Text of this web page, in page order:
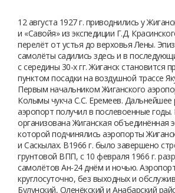
12 августа 1927 г. приводнились у
и «Савойя» из экспедиции Г.Д.
перелёт от устья до верховья Лены.
самолёты садились здесь и в
с середины 30-х гг. Жиганск становится
пунктом посадки на воздушной трассе
Первым начальником Жиганского
Колымы чукча С.С. Еремеев. Дальнейшее
аэропорт получил в послевоенные годы.
организована Жиганская объединённая
которой подчинялись аэропорты
и Саскылах. В1966 г. было завершено
грунтовой ВПП, с 10 февраля 1966 г.
самолётов Ан-24 днём и ночью.
круглосуточно, без выходных и
Булунский, Оленёкский и Анабарский